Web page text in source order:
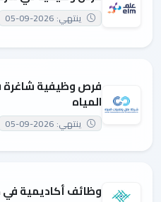
ينتهي: 2026-09-05
فرص وظيفية شاغرة
المياه
ينتهي: 2026-09-05
وظائف أكاديمية